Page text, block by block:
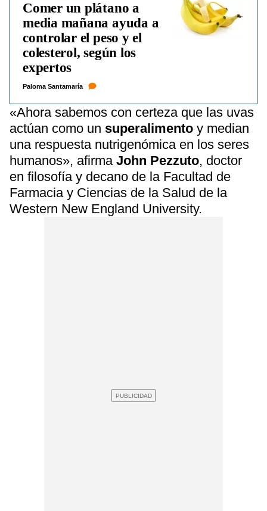
Comer un plátano a
media mañana ayuda a
controlar el peso y el
colesterol, según los
expertos
Paloma Santamaría
«Ahora sabemos con certeza que las uvas
actúan como un superalimento y median
una respuesta nutrigenómica en los seres
humanos», afirmaJohn Pezzuto, doctor
en filosofía y decano de la Facultad de
Farmacia y Ciencias de la Salud de la
Western New England University.